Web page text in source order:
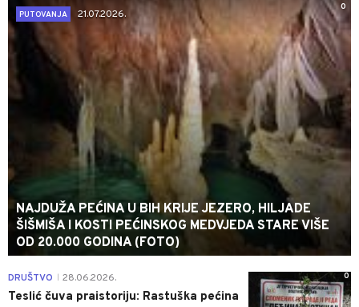
0
PUTOVANJA
21.07.2026.
NAJDUŽA PEĆINA U BIH KRIJE JEZERO, HILJADE
ŠIŠMIŠA I KOSTI PEĆINSKOG MEDVJEDA STARE VIŠE
OD 20.000 GODINA (FOTO)
0
DRUŠTVO 28.06.2026.
Teslić čuva praistoriju: Rastuška pećina